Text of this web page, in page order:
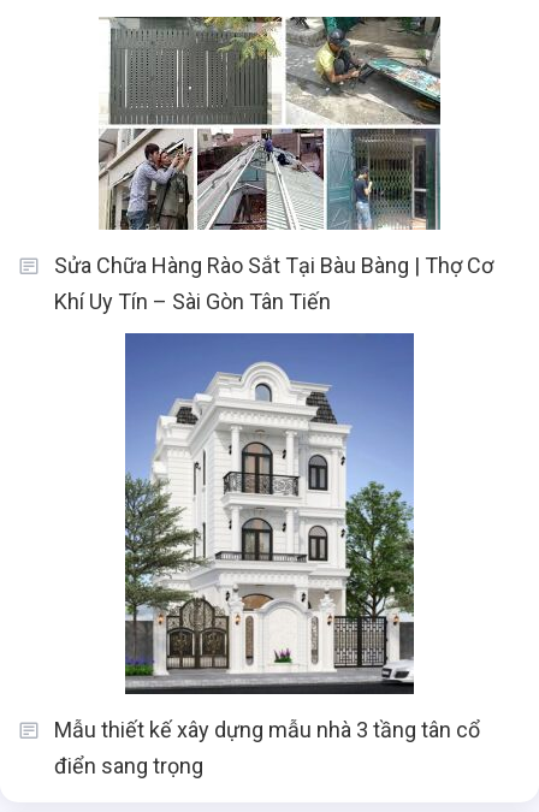
Sửa Chữa Hàng Rào Sắt Tại Bàu Bàng | Thợ Cơ
Khí Uy Tín – Sài Gòn Tân Tiến
Mẫu thiết kế xây dựng mẫu nhà 3 tầng tân cổ
điển sang trọng